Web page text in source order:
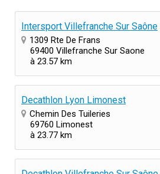
Intersport Villefranche Sur Saône
1309 Rte De Frans
69400 Villefranche Sur Saone
à 23.57 km
Decathlon Lyon Limonest
Chemin Des Tuileries
69760 Limonest
à 23.77 km